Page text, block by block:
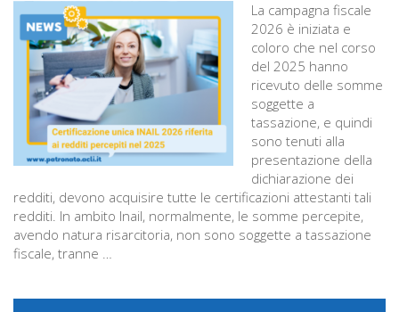
La campagna fiscale
2026 è iniziata e
coloro che nel corso
del 2025 hanno
ricevuto delle somme
soggette a
tassazione, e quindi
sono tenuti alla
presentazione della
dichiarazione dei
redditi, devono acquisire tutte le certificazioni attestanti tali
redditi. In ambito Inail, normalmente, le somme percepite,
avendo natura risarcitoria, non sono soggette a tassazione
fiscale, tranne …